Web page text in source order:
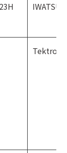
IWATSU